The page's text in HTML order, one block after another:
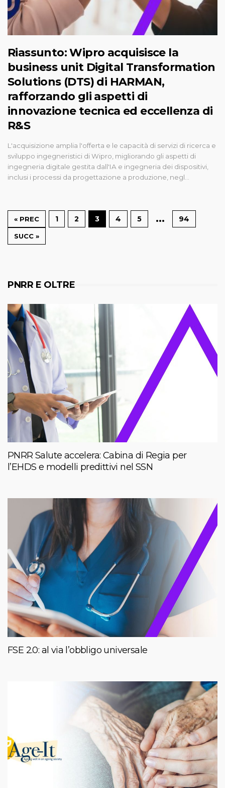
Riassunto: Wipro acquisisce la
business unit Digital Transformation
Solutions (DTS) di HARMAN,
rafforzando gli aspetti di
innovazione tecnica ed eccellenza di
R&S
L'acquisizione amplia l'offerta e le capacità di servizi di ricerca e
sviluppo ingegneristici di Wipro, migliorando gli aspetti di
ingegneria digitale gestita dall'IA e ingegneria dei dispositivi,
inclusi i processi da progettazione a produzione, negl...
« PREC 1 2 3 4 5 … 94
SUCC »
PNRR E OLTRE
PNRR Salute accelera: Cabina di Regia per
l’EHDS e modelli predittivi nel SSN
FSE 2.0: al via l’obbligo universale